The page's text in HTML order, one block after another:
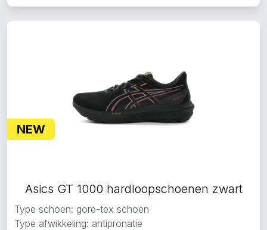
NEW
Asics GT 1000 hardloopschoenen zwart
Type schoen: gore-tex schoen
Type afwikkeling: antipronatie